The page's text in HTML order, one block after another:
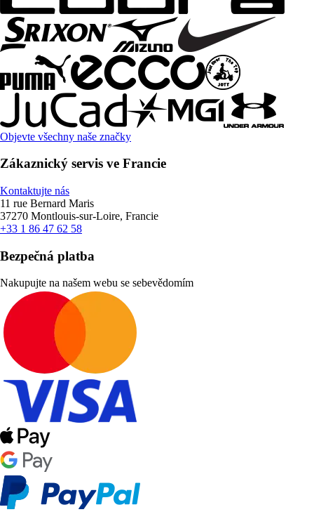
Objevte všechny naše značky
Zákaznický servis ve Francie
Kontaktujte nás
11 rue Bernard Maris
37270 Montlouis-sur-Loire, Francie
+33 1 86 47 62 58
Bezpečná platba
Nakupujte na našem webu se sebevědomím